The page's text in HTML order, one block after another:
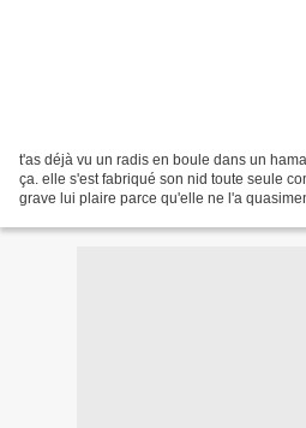
t'as déjà vu un radis en boule dans un
ça. elle s'est fabriqué son nid toute seule
grave lui plaire parce qu'elle ne l'a